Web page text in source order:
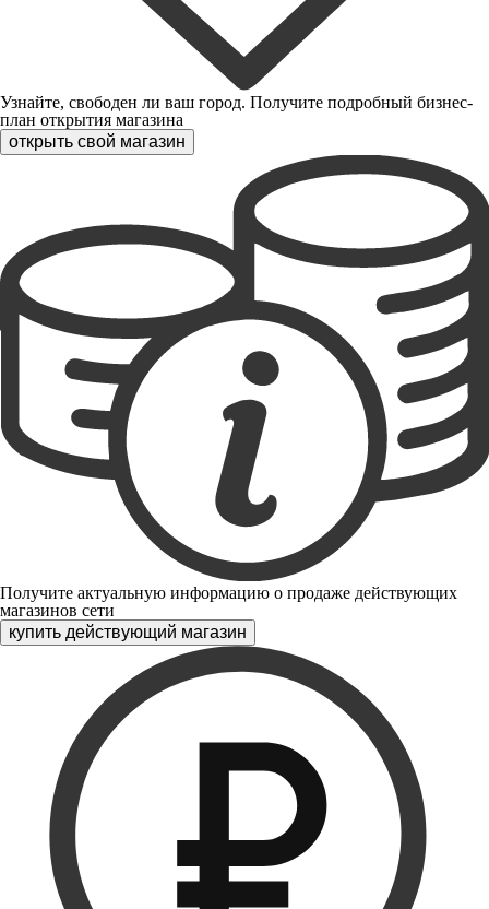
Узнайте, свободен ли ваш город. Получите подробный бизнес-
план открытия магазина
открыть свой магазин
Получите актуальную информацию о продаже действующих
магазинов сети
купить действующий магазин